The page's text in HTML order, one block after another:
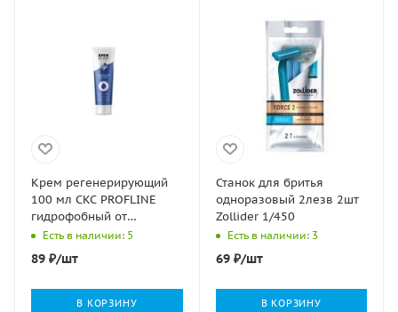
Крем регенерирующий
100 мл CKC PROFLINE
гидрофобный от
кислотных и щелочных
средств 1/100
Есть в наличии: 5
89 ₽/шт
В КОРЗИНУ
Станок для бритья
одноразовый 2лезв 2шт
Zollider 1/450
Есть в наличии: 3
69₽/шт
В КОРЗИНУ